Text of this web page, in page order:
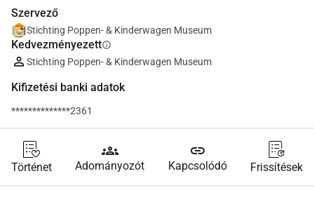
Szervező
Stichting Poppen- & Kinderwagen Museum
Kedvezményezettinfo
Stichting Poppen- & Kinderwagen Museum
Kifizetési banki adatok
**************2361
Történet
groups
Adományozót
link
Kapcsolódó Frissítések